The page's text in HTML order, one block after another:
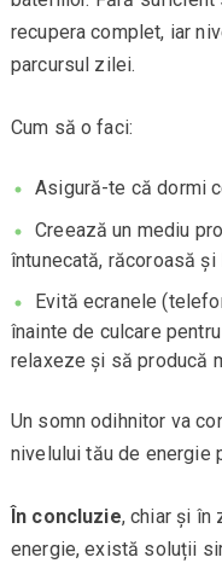
recupera complet, iar
parcursul zilei.
Cum să o faci:
Asigură-te că dormi
Creează un mediu
întunecată, răcoroasă și
Evită ecranele
înainte de culcare
relaxeze și să producă
Un somn odihnitor va
nivelului tău de energie
În concluzie, chiar și în
energie, există soluții